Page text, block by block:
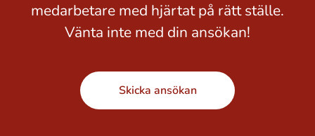
medarbetare med hjärtat på rätt ställe.
Vänta inte med din ansökan!
Skicka ansökan